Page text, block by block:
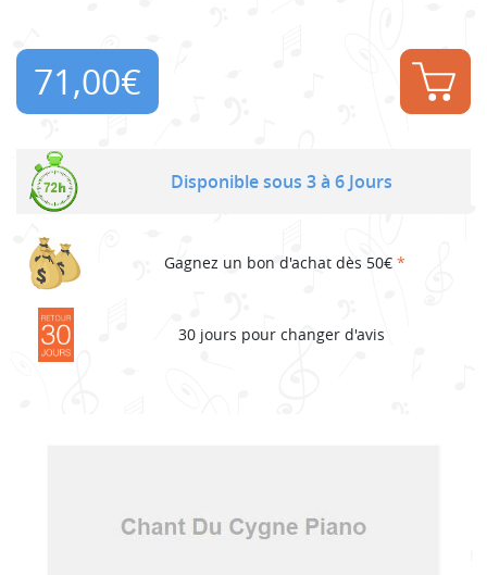
71,00€
Disponible sous 3 à 6 Jours
Gagnez un bon d'achat dès 50€ *
30 jours pour changer d'avis